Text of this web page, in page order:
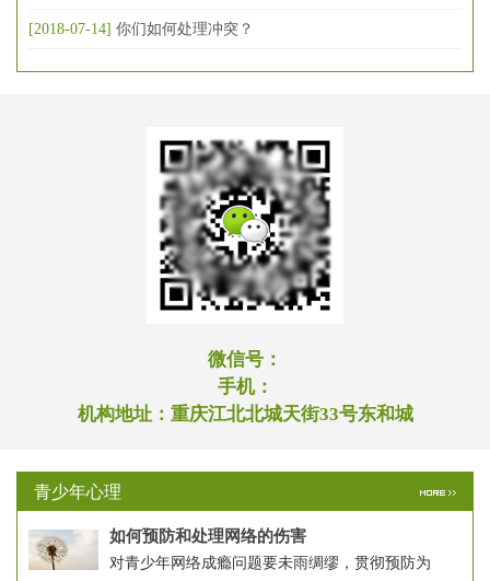
[2018-07-14] 你们如何处理冲突？
微信号：
手机：
机构地址： 重庆江北北城天街33号东和城
青少年心理
如何预防和处理网络的伤害
对青少年网络成瘾问题要未雨绸缪，贯彻预防为